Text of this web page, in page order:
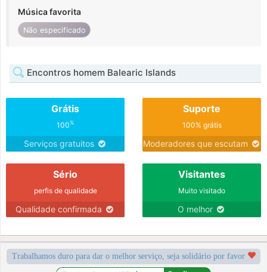
Música favorita
Não especificado
Encontros homem Balearic Islands
Grátis
100%
Serviços gratuitos
Suporte
100% grátis
Moderadores que escutam
Sério
perfis de qualidade
Qualidade confirmada
Visitantes
Muito visitado
O melhor
Trabalhamos duro para dar o melhor serviço, seja solidário por favor